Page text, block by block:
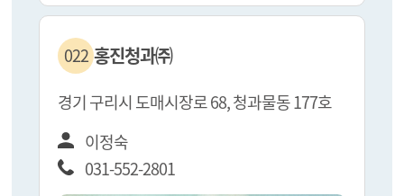
022 홍진청과㈜
경기 구리시 도매시장로 68, 청과물동 177호
이정숙
031-552-2801